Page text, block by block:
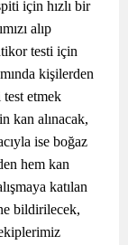
için hızlı bir
alıp
testi için
kişilerden
test etmek
kan alınacak,
ise boğaz
hem kan
katılan
bildirilecek,